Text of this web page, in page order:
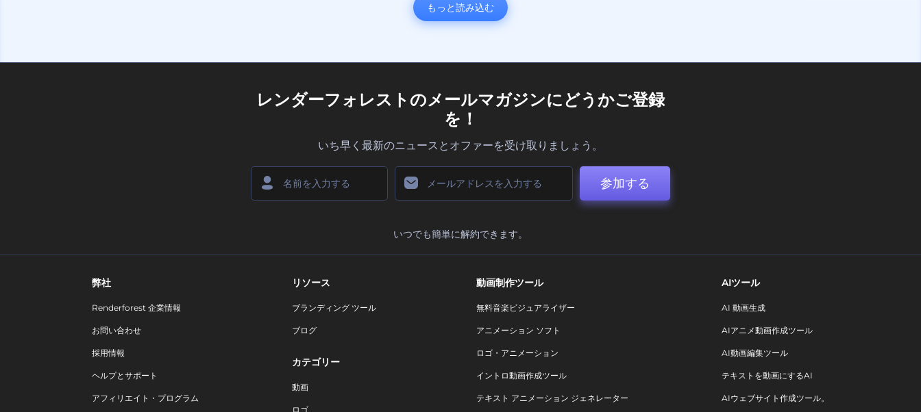
もっと読み込む
レンダーフォレストのメールマガジンにどうかご登録
を！
いち早く最新のニュースとオファーを受け取りましょう。
参加する
いつでも簡単に解約できます。
弊社
Renderforest 企業情報
お問い合わせ
採用情報
ヘルプとサポート
アフィリエイト・プログラム
リソース
ブランディング ツール
ブログ
カテゴリー
動画
ロゴ
動画制作ツール
無料音楽ビジュアライザー
アニメーション ソフト
ロゴ・アニメーション
イントロ動画作成ツール
テキスト アニメーション ジェネレーター
AIツール
AI 動画生成
AIアニメ動画作成ツール
AI動画編集ツール
テキストを動画にするAI
AIウェブサイト作成ツール。